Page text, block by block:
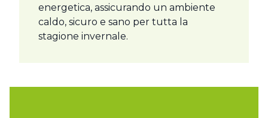
energetica, assicurando un ambiente
caldo, sicuro e sano per tutta la
stagione invernale.